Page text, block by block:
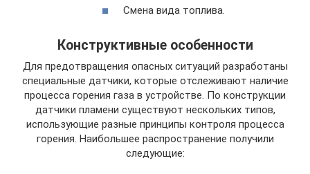
Смена вида топлива.
Конструктивные особенности
Для предотвращения опасных ситуаций разработаны
специальные датчики, которые отслеживают наличие
процесса горения газа в устройстве. По конструкции
датчики пламени существуют нескольких типов,
использующие разные принципы контроля процесса
горения. Наибольшее распространение получили
следующие: